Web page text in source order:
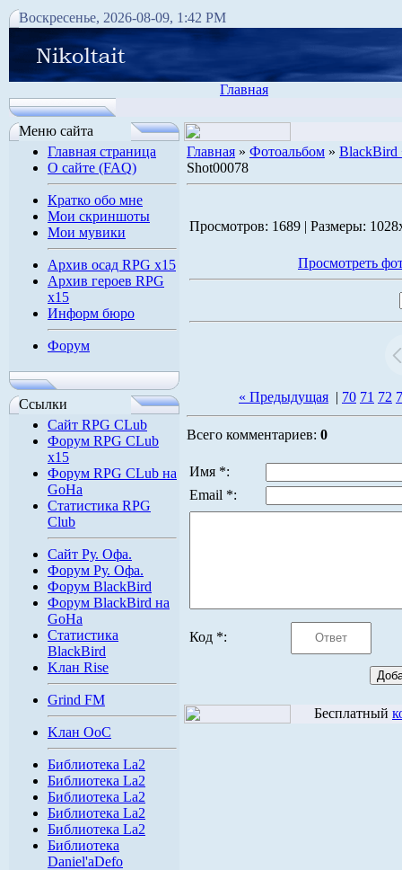
Воскресенье, 2026-08-09, 1:42 PM
Главная
Меню сайта
Главная страница
О сайте (FAQ)
Кратко обо мне
Мои скриншоты
Мои мувики
Архив осад RPG x15
Архив героев RPG
x15
Информ бюро
Форум
Ссылки
Сайт RPG CLub
Форум RPG CLub
x15
Форум RPG CLub на
GoHa
Статистика RPG
Club
Сайт Ру. Офа.
Форум Ру. Офа.
Форум BlackBird
Форум BlackBird на
GoHa
Статистика
BlackBird
Kлан Rise
Grind FM
Kлан OoC
Библиотека La2
Библиотека La2
Библиотека La2
Библиотека La2
Библиотека La2
Библиотека
Daniel'aDefo
Главная » Фотоальбом »
Shot00078
Просмотров: 1689 | Размеры:
Просмотреть
« Предыдущая | 70 71 72
Всего комментариев: 0
Имя *:
Email *:
Код *:
Бесплатный